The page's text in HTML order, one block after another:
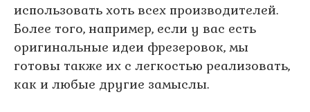
использовать хоть всех производителей.
Более того, например, если у вас есть
оригинальные идеи фрезеровок, мы
готовы также их с легкостью реализовать,
как и любые другие замыслы.